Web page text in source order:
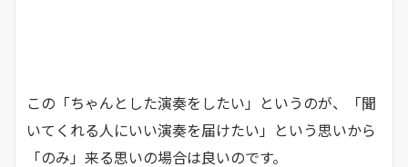
この「ちゃんとした演奏をしたい」というのが、「聞
いてくれる人にいい演奏を届けたい」という思いから
「のみ」来る思いの場合は良いのです。